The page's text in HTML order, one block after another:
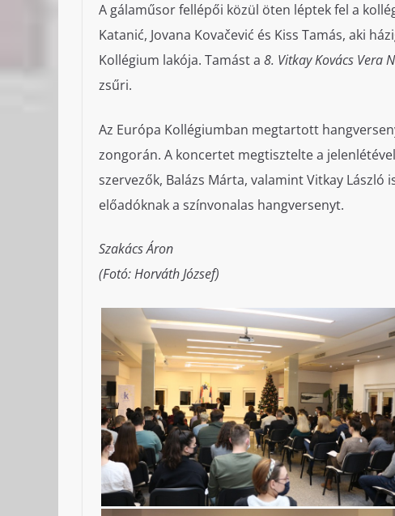
A gálaműsor fellépői közül öten léptek fel a
Katanić, Jovana Kovačević és Kiss Tamás, aki
Kollégium lakója. Tamást a 8. Vitkay Kovács Vera
zsűri.
Az Európa Kollégiumban megtartott
zongorán. A koncertet megtisztelte a
szervezők, Balázs Márta, valamint Vitkay László
előadóknak a színvonalas hangversenyt.
Szakács Áron
(Fotó: Horváth József)